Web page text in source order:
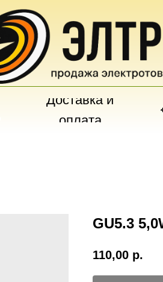
Доставка и
оплата
GU5.3
110,00 р.